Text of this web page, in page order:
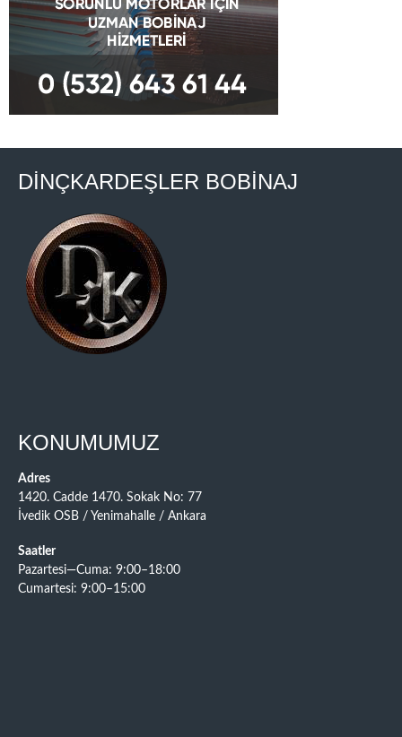
DİNÇKARDEŞLER BOBİNAJ
KONUMUMUZ
Adres
1420. Cadde 1470. Sokak No: 77
İvedik OSB / Yenimahalle / Ankara
Saatler
Pazartesi—Cuma: 9:00–18:00
Cumartesi: 9:00–15:00